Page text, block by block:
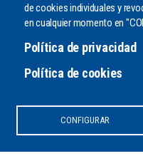
de cookies individuales y
en cualquier momento en
Política de privacidad
Política de cookies
CONFIGURAR
¿PODEMOS AYUDARLE?
Envíenos un mensaje o
CONTACTO
Copyright 2020. Todos